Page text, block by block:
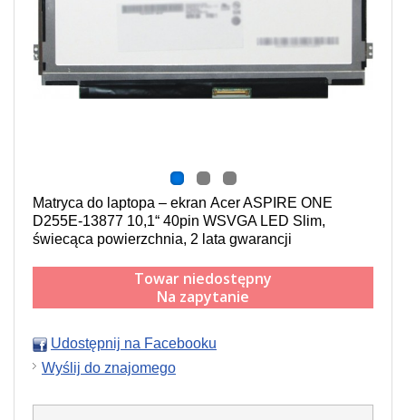
Matryca do laptopa – ekran Acer ASPIRE ONE
D255E-13877 10,1“ 40pin WSVGA LED Slim,
świecąca powierzchnia, 2 lata gwarancji
Towar niedostępny
Na zapytanie
Udostępnij na Facebooku
Wyślij do znajomego